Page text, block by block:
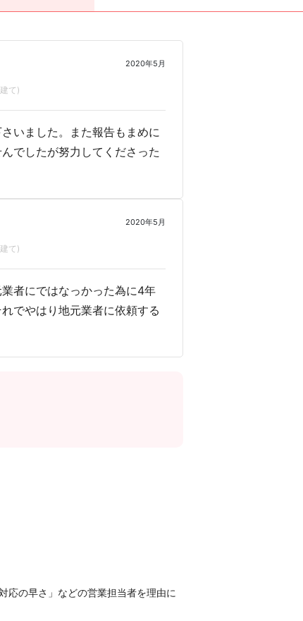
2020年5月
て)
いました。また報告もまめに
でしたが努力してくださった
2020年5月
て)
者にではなっかった為に4年
でやはり地元業者に依頼する
応の早さ」などの営業担当者を理由に